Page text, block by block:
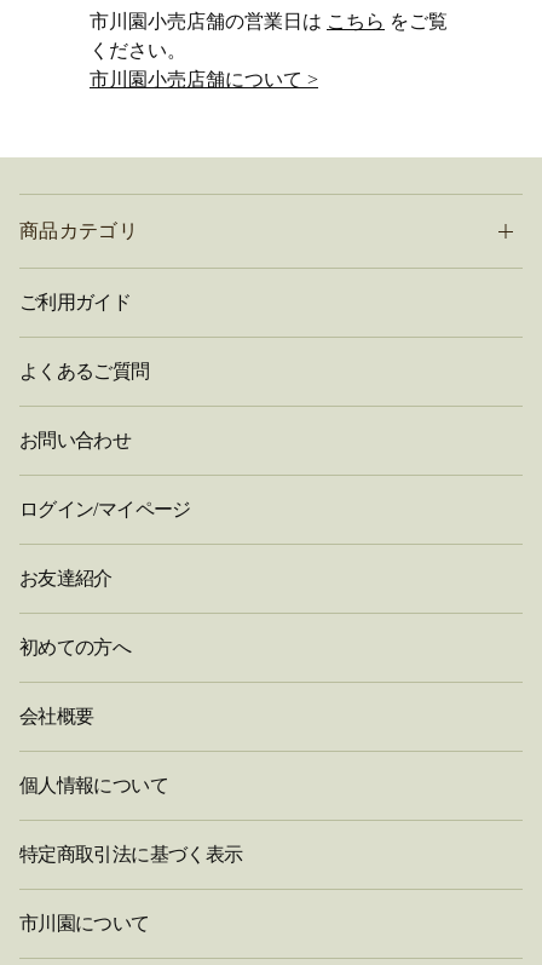
市川園小売店舗の営業日は こちら をご覧
ください。
市川園小売店舗について >
商品カテゴリ
ご利用ガイド
よくあるご質問
お問い合わせ
ログイン/マイページ
お友達紹介
初めての方へ
会社概要
個人情報について
特定商取引法に基づく表示
市川園について